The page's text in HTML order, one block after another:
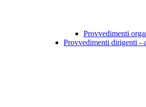
Provvedimenti
Provvedimenti dirigenti -